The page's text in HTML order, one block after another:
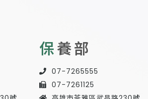
保養部
07-7265555
07-7261125